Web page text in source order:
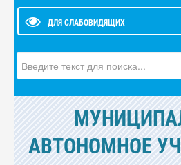
ДЛЯ СЛАБОВИДЯЩИХ
АВТОНОМНОЕ